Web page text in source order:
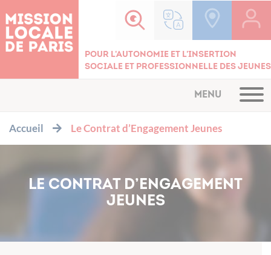
Pour l'autonomie et l'insertion
sociale et professionnelle des jeunes
MENU
Accueil Le Contrat d’Engagement Jeunes
LE CONTRAT D’ENGAGEMENT
JEUNES